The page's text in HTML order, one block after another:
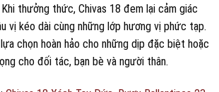
thưởng thức, Chivas 18 đem lại cảm giác
vị kéo dài cùng những lớp hương vị phức tạp.
chọn hoàn hảo cho những dịp đặc biệt hoặc
cho đối tác, bạn bè và người thân.